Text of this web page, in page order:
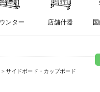
> サイドボード・カップボード